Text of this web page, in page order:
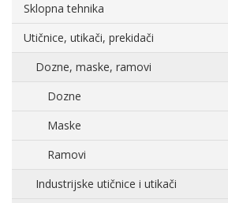
Sklopna tehnika
Utičnice, utikači, prekidači
Dozne, maske, ramovi
Dozne
Maske
Ramovi
Industrijske utičnice i utikači